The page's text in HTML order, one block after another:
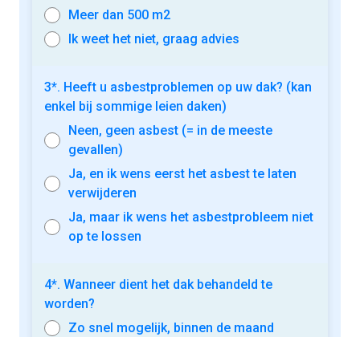
Meer dan 500 m2
Ik weet het niet, graag advies
3*. Heeft u asbestproblemen op uw dak? (kan
enkel bij sommige leien daken)
Neen, geen asbest (= in de meeste
gevallen)
Ja, en ik wens eerst het asbest te laten
verwijderen
Ja, maar ik wens het asbestprobleem niet
op te lossen
4*. Wanneer dient het dak behandeld te
worden?
Zo snel mogelijk, binnen de maand